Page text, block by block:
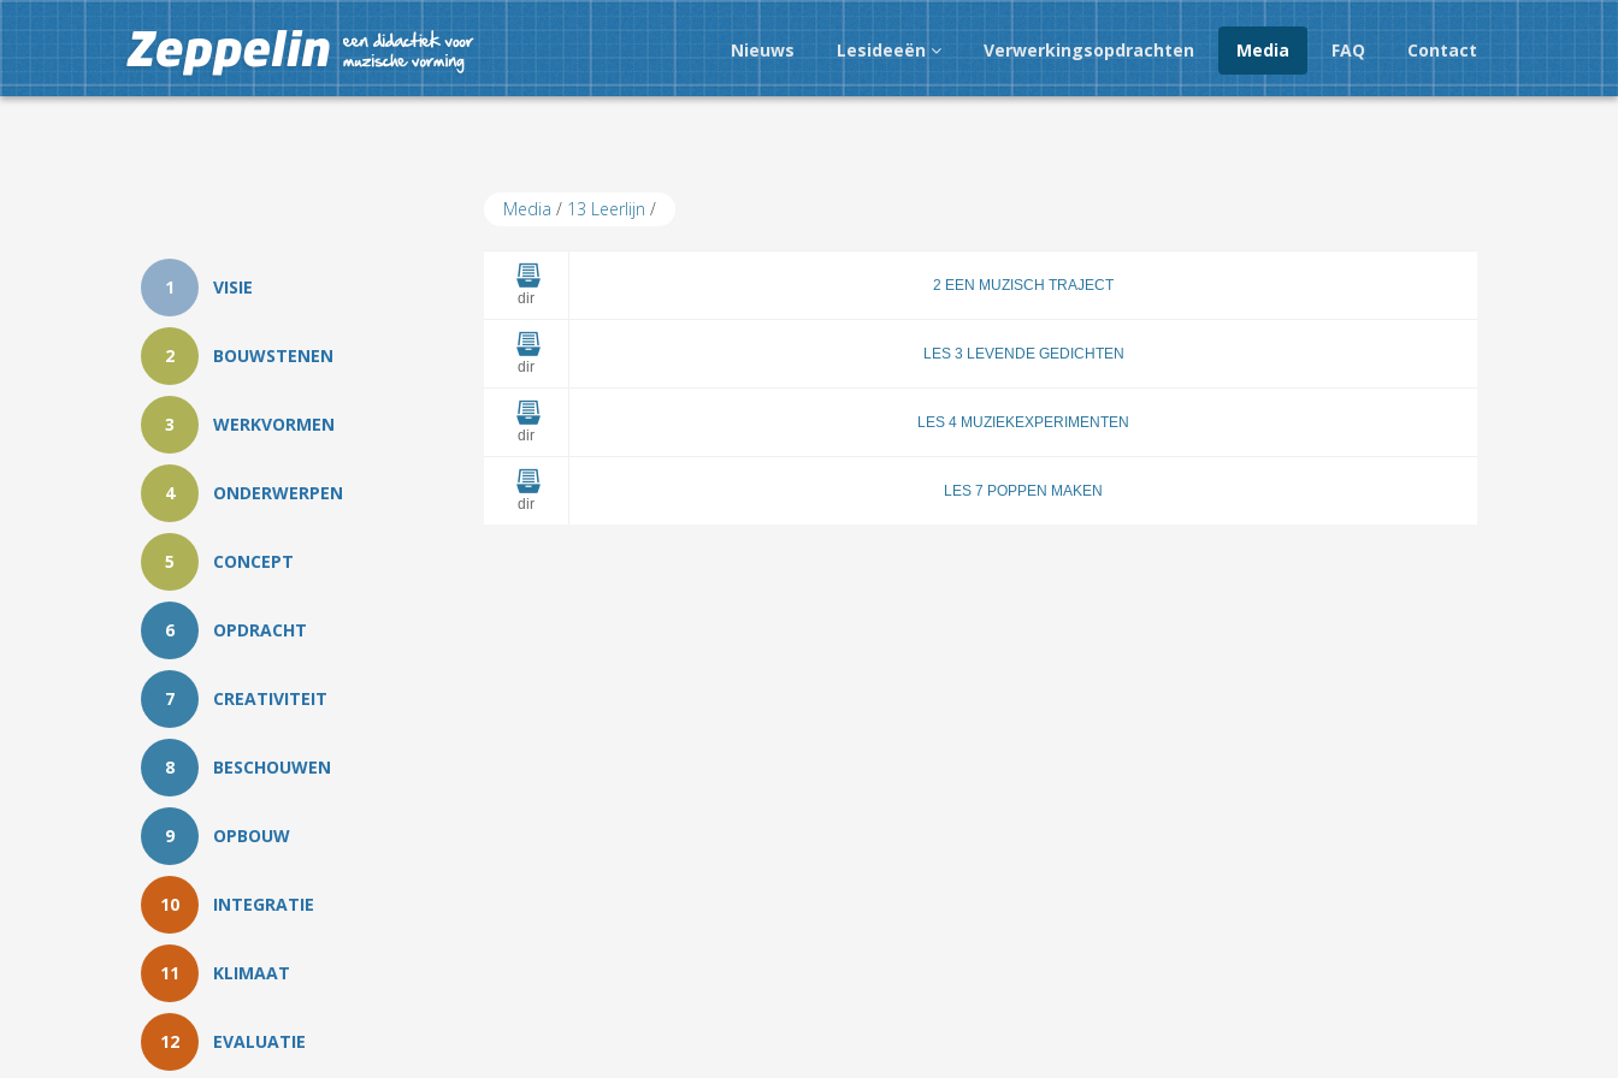
Nieuws Lesideeën Verwerkingsopdrachten Media FAQ Contact
1 VISIE
2 BOUWSTENEN
3 WERKVORMEN
4 ONDERWERPEN
5 CONCEPT
6 OPDRACHT
7 CREATIVITEIT
8 BESCHOUWEN
9 OPBOUW
10 INTEGRATIE
11 KLIMAAT
12 EVALUATIE
Media / 13 Leerlijn /
dir
2 EEN MUZISCH TRAJECT
dir
LES 3 LEVENDE GEDICHTEN
dir
LES 4 MUZIEKEXPERIMENTEN
dir
LES 7 POPPEN MAKEN